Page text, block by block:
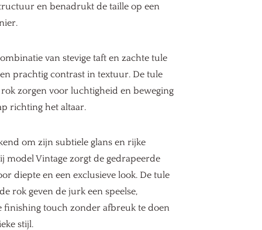
en benadrukt de taille op een
van stevige taft en zachte tule
prachtig contrast in textuur. De tule
zorgen voor luchtigheid en beweging
richting het altaar.
om zijn subtiele glans en rijke
model Vintage zorgt de gedrapeerde
diepte en een exclusieve look. De tule
rok geven de jurk een speelse,
finishing touch zonder afbreuk te doen
stijl.